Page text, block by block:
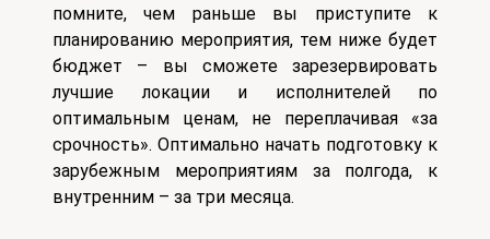
помните, чем раньше вы приступите к
планированию мероприятия, тем ниже будет
бюджет – вы сможете зарезервировать
лучшие локации и исполнителей по
оптимальным ценам, не переплачивая «за
срочность». Оптимально начать подготовку к
зарубежным мероприятиям за полгода, к
внутренним – за три месяца.